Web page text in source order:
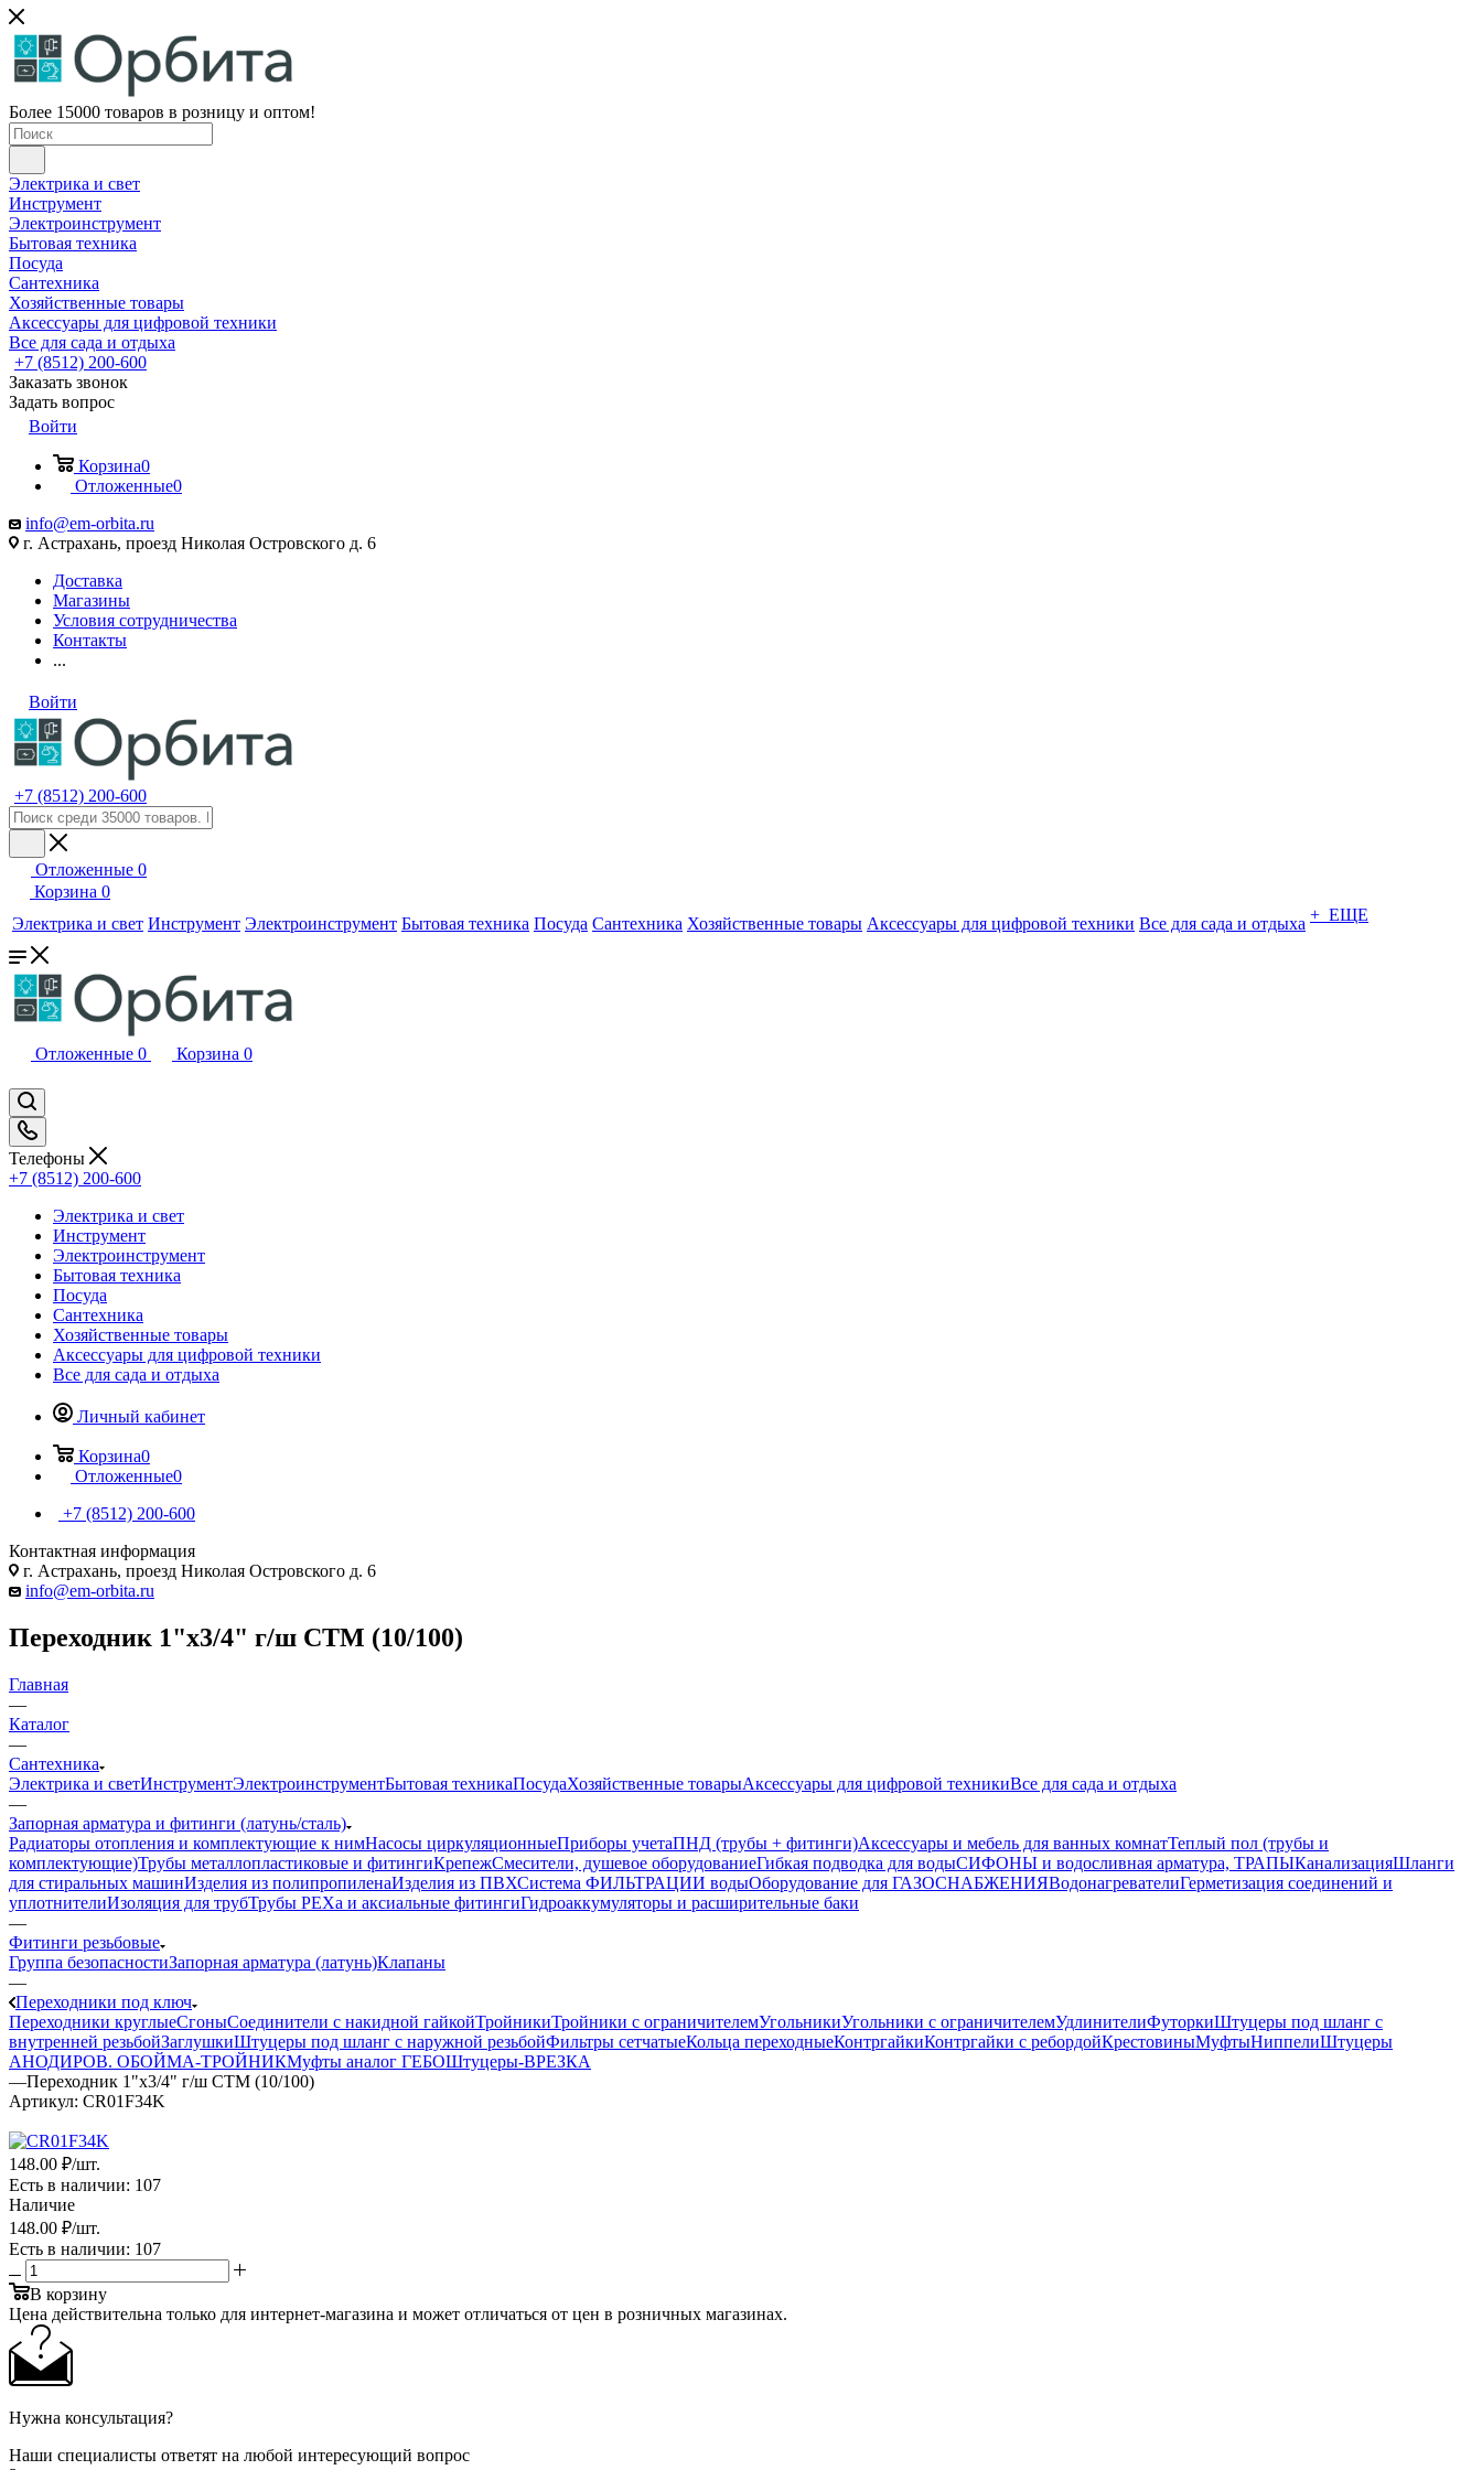
Более 15000 товаров в розницу и оптом!
Электрика и свет
Инструмент
Электроинструмент
Бытовая техника
Посуда
Сантехника
Хозяйственные товары
Аксессуары для цифровой техники
Все для сада и отдыха
+7 (8512) 200-600
Заказать звонок
Задать вопрос
Войти
Корзина0
Отложенные0
info@em-orbita.ru
г. Астрахань, проезд Николая Островского д. 6
Доставка
Магазины
Условия сотрудничества
Контакты
...
Войти
+7 (8512) 200-600
Отложенные 0
Корзина 0
Электрика и свет Инструмент Электроинструмент Бытовая техника Посуда Сантехника Хозяйственные товары Аксессуары для цифровой техники Все для сада и отдыха + ЕЩЕ
Отложенные 0 Корзина 0
Телефоны
+7 (8512) 200-600
Электрика и свет
Инструмент
Электроинструмент
Бытовая техника
Посуда
Сантехника
Хозяйственные товары
Аксессуары для цифровой техники
Все для сада и отдыха
Личный кабинет
Корзина0
Отложенные0
+7 (8512) 200-600
Контактная информация
г. Астрахань, проезд Николая Островского д. 6
info@em-orbita.ru
Переходник 1"х3/4" г/ш CTM (10/100)
Главная
—
Каталог
—
Сантехника
Электрика и светИнструментЭлектроинструментБытовая техникаПосудаХозяйственные товарыАксессуары для цифровой техникиВсе для сада и отдыха
—
Запорная арматура и фитинги (латунь/сталь)
Радиаторы отопления и комплектующие к нимНасосы циркуляционныеПриборы учетаПНД (трубы + фитинги)Аксессуары и мебель для ванных комнатТеплый пол (трубы и
комплектующие)Трубы металлопластиковые и фитингиКрепежСмесители, душевое оборудованиеГибкая подводка для водыСИФОНЫ и водосливная арматура, ТРАПЫКанализацияШланги
для стиральных машинИзделия из полипропиленаИзделия из ПВХСистема ФИЛЬТРАЦИИ водыОборудование для ГАЗОСНАБЖЕНИЯВодонагревателиГерметизация соединений и
уплотнителиИзоляция для трубТрубы PEXa и аксиальные фитингиГидроаккумуляторы и расширительные баки
—
Фитинги резьбовые
Группа безопасностиЗапорная арматура (латунь)Клапаны
—
Переходники под ключ
Переходники круглыеСгоныСоединители с накидной гайкойТройникиТройники с ограничителемУгольникиУгольники с ограничителемУдлинителиФуторкиШтуцеры под шланг с
внутренней резьбойЗаглушкиШтуцеры под шланг с наружной резьбойФильтры сетчатыеКольца переходныеКонтргайкиКонтргайки с ребордойКрестовиныМуфтыНиппелиШтуцеры
АНОДИРОВ. ОБОЙМА-ТРОЙНИКМуфты аналог ГЕБОШтуцеры-ВРЕЗКА
—Переходник 1"х3/4" г/ш CTM (10/100)
Артикул: CR01F34K
148.00 ₽/шт.
Есть в наличии: 107
Наличие
148.00 ₽/шт.
Есть в наличии: 107
В корзину
Цена действительна только для интернет-магазина и может отличаться от цен в розничных магазинах.
Нужна консультация?
Наши специалисты ответят на любой интересующий вопрос